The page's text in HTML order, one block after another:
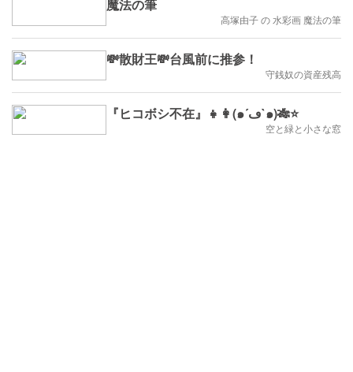
魔法の筆
高塚由子 の 水彩画 魔法の筆
💸散財王💸台風前に推参！
守銭奴の資産残高
『ヒコボシ不在』👧👩(๑´ڡ`๑)🎋⭐
空と緑と小さな窓